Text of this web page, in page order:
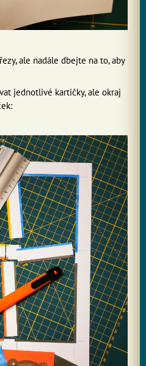
ale nadále dbejte na to, aby
jednotlivé kartičky, ale okraj